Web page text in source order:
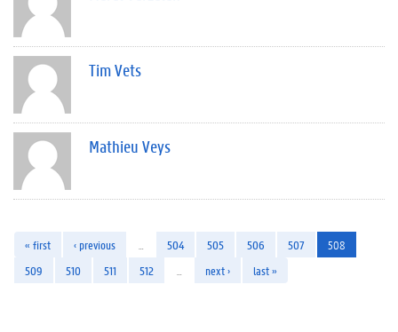
Tim Vets
Mathieu Veys
« first ‹ previous 504 505 506 507
508
509
510 511 512 next › last »